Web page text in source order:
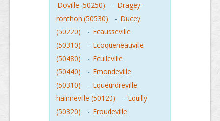
Doville (50250)
- Dragey-
ronthon (50530)
- Ducey
(50220)
- Ecausseville
(50310)
- Ecoqueneauville
(50480)
- Eculleville
(50440)
- Emondeville
(50310)
- Equeurdreville-
hainneville (50120)
- Equilly
(50320)
- Eroudeville